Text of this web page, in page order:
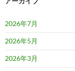
2026年7月
2026年5月
2026年3月